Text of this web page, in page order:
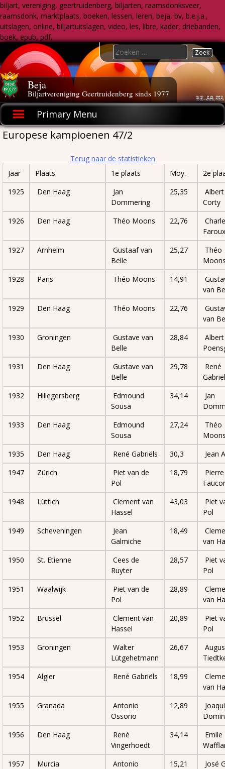
biljart, vereniging, geertruidenberg, biljarten, raamsdonksveer,
raamsdonk, marktplaats, boeken, lessen, leren, beja, bv, b.e.j.a.,
uitslagen, online, biljartuitslagen, video, les, libre, kader, driebanden,
boek, epub, pdf,
to
content
Beja
Biljartvereniging Geertruidenberg sinds 1977
Primary Menu
Search
for:
Europese kampioenen 47/2
Terug naar de statistieken
Jaar
Plaats 1e plaats Moy.
2e
1925
Den Haag
Jan
Dommering
25,35
Albert
Corty
1926
Den Haag Théo Moons 22,76
Faroux
1927
Arnheim
Gustaaf van
Belle
25,27
Théo
1928
Paris Théo Moons 14,91
van
1929
Den Haag Théo Moons 22,76
van
1930
Groningen
Gustave van
Belle
28,84
Albert
1931
Den Haag
Gustave van
Belle
29,78
René
1932
Hillegersberg
Edmound
Sousa
34,14
Jan
1933
Den Haag
Edmound
Sousa
27,24
Théo
1935
Den Haag René Gabriëls 30,3
Jean
1947
Zürich
Piet van de
Pol
18,79
Pierre
1948
Lüttich
Clement van
Hassel
43,03
Piet
Pol
1949
Scheveningen
Jean
Galmiche
18,49
van
1950
St. Etienne
Cees de
Ruyter
28,57
Piet
Pol
1951
Waalwijk
Piet van de
Pol
28,89
van
1952
Brüssel
Clement van
Hassel
20,89
Piet
Pol
1953
Groningen
Walter
Lütgehetmann
26,67
1954
Algier René Gabriëls 18,99
van
1955
Granada
Antonio
Ossorio
12,89
1956
Den Haag
René
Vingerhoedt
34,14
Emile
1957
Murcia
Antonio
15,21 José